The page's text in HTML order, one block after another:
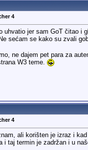
4
uhvatio jer sam GoT čitao i
sećam se kako su zvali
ne dajem pet para za
W3 teme.
4
ali korišten je izraz i
i taj termin je zadržan i u